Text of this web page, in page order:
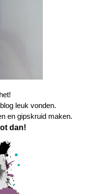
leuk vonden.
en gipskruid maken.
dan!